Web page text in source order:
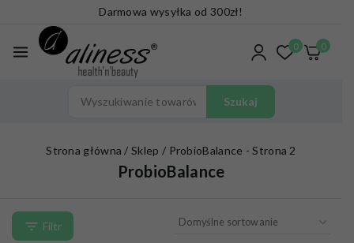
Darmowa wysyłka od 300zł!
0 0
Szukaj
Strona główna / Sklep / ProbioBalance - Strona 2
ProbioBalance
Filtr